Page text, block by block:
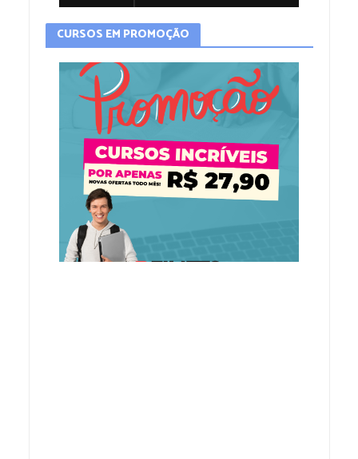
CURSOS EM PROMOÇÃO